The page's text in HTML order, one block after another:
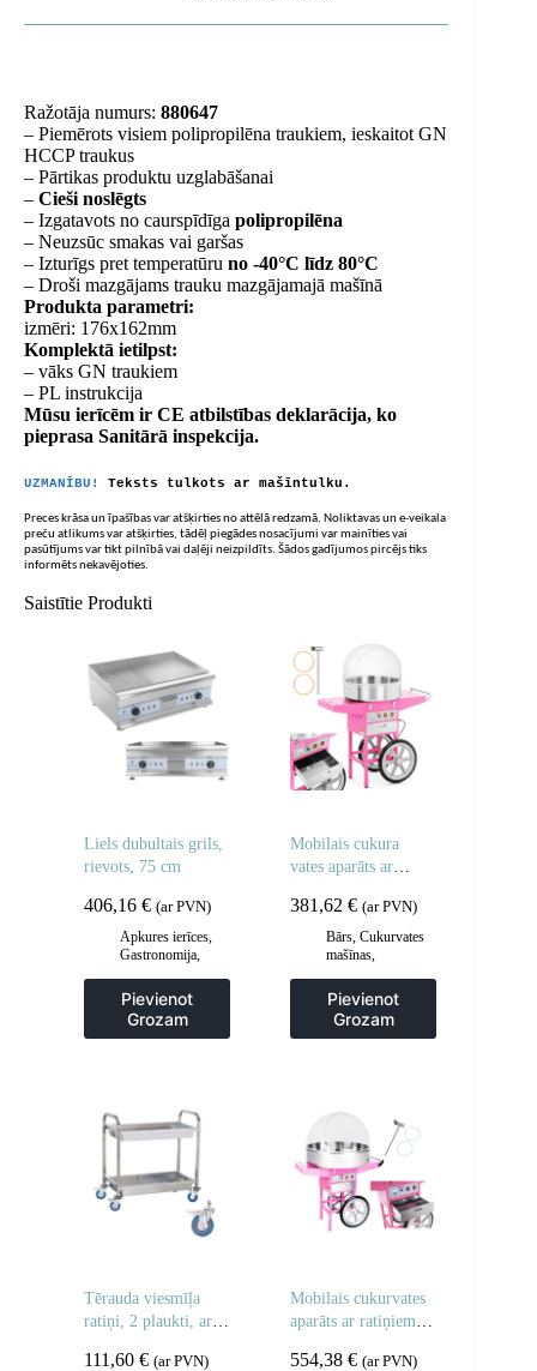
Ražotāja numurs: 880647
– Piemērots visiem polipropilēna traukiem, ieskaitot GN
HCCP traukus
– Pārtikas produktu uzglabāšanai
– Cieši noslēgts
– Izgatavots no caurspīdīga polipropilēna
– Neuzsūc smakas vai garšas
– Izturīgs pret temperatūru no -40°C līdz 80°C
– Droši mazgājams trauku mazgājamajā mašīnā
Produkta parametri:
izmēri: 176x162mm
Komplektā ietilpst:
– vāks GN traukiem
– PL instrukcija
Mūsu ierīcēm ir CE atbilstības deklarācija, ko
pieprasa Sanitārā inspekcija.
UZMANĪBU! Teksts tulkots ar mašīntulku.
Preces krāsa un īpašības var atšķirties no attēlā redzamā. Noliktavas un e-veikala
preču atlikums var atšķirties, tādēļ piegādes nosacījumi var mainīties vai
pasūtījums var tikt pilnībā vai daļēji neizpildīts. Šādos gadījumos pircējs tiks
informēts nekavējoties.
Saistītie Produkti
Liels dubultais grils,
rievots, 75 cm
406,16 € (ar PVN)
Apkures ierīces,
Gastronomija,
sildīšanas
plāksnes,Grila
šķīvji,Virtuve
Pievienot
Grozam
Mobilais cukura
vates aparāts ar
381,62€ (ar PVN)
Bārs,Cukurvates
mašīnas,
Pievienot
Grozam
Tērauda viesmīļa
ratiņi, 2 plaukti, ar
111,60 € (ar PVN)
Mobilais cukurvates
aparāts ar ratiņiem uz
554,38€ (ar PVN)